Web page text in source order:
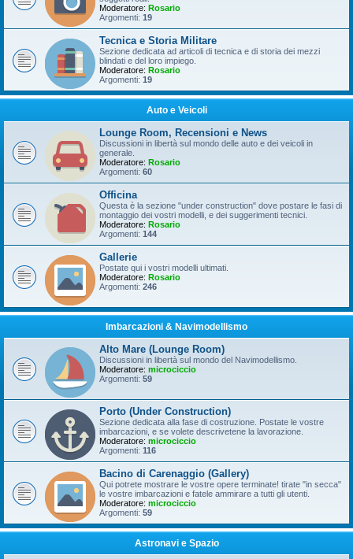
Moderatore: Rosario
Argomenti: 19
Tecnica e Storia Militare
Sezione dedicata ad articoli di tecnica e di storia dei mezzi
blindati e del loro impiego.
Moderatore: Rosario
Argomenti: 19
Auto e Veicoli
Lounge Room, Recensioni e News
Discussioni in libertà sul mondo delle auto e dei veicoli in
generale.
Moderatore: Rosario
Argomenti: 60
Officina
Questa è la sezione "under construction" dove postare le fasi di
montaggio dei vostri modelli, e dei suggerimenti tecnici.
Moderatore: Rosario
Argomenti: 144
Gallerie
Postate qui i vostri modelli ultimati.
Moderatore: Rosario
Argomenti: 246
Imbarcazioni & Navimodellismo
Alto Mare (Lounge Room)
Discussioni in libertà sul mondo del Navimodellismo.
Moderatore: microciccio
Argomenti: 59
Porto (Under Construction)
Sezione dedicata alla fase di costruzione. Postate le vostre
imbarcazioni, e se volete descrivetene la lavorazione.
Moderatore: microciccio
Argomenti: 116
Bacino di Carenaggio (Gallery)
Qui potrete mostrare le vostre opere terminate! tirate "in secca"
le vostre imbarcazioni e fatele ammirare a tutti gli utenti.
Moderatore: microciccio
Argomenti: 59
Astronavi e Spazio